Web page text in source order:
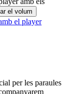
el volum
el player
per les paraules